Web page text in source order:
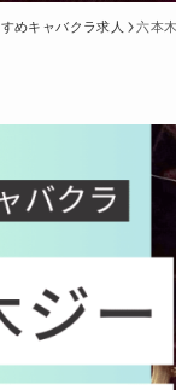
めキャバクラ求人 六本